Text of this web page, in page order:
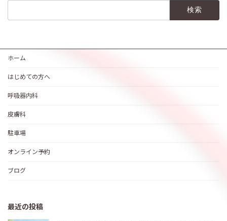
ホーム
はじめての方へ
呼吸器内科
皮膚科
駐車場
オンライン予約
ブログ
最近の投稿